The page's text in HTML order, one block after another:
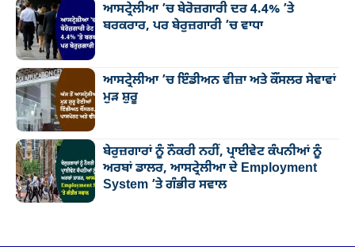
ਆਸਟ੍ਰੇਲੀਆ ’ਚ ਬੇਰੋਜ਼ਗਾਰੀ ਦਰ 4.4% ’ਤੇ
ਬਰਕਰਾਰ, ਪਰ ਬੇਰੁਜ਼ਗਾਰੀ ’ਚ ਵਾਧਾ
ਆਸਟ੍ਰੇਲੀਆ ’ਚ ਇੰਡੀਅਨ ਵੀਜ਼ਾ ਅਤੇ ਕੌਂਸਲਰ ਸੇਵਾਵਾਂ
ਮੁੜ ਸ਼ੁਰੂ
ਬੇਰੁਜ਼ਗਾਰਾਂ ਨੂੰ ਨੌਕਰੀ ਨਹੀਂ, ਪ੍ਰਾਈਵੇਟ ਕੰਪਨੀਆਂ ਨੂੰ
ਅਰਬਾਂ ਡਾਲਰ, ਆਸਟ੍ਰੇਲੀਆ ਦੇ Employment
System ’ਤੇ ਗੰਭੀਰ ਸਵਾਲ